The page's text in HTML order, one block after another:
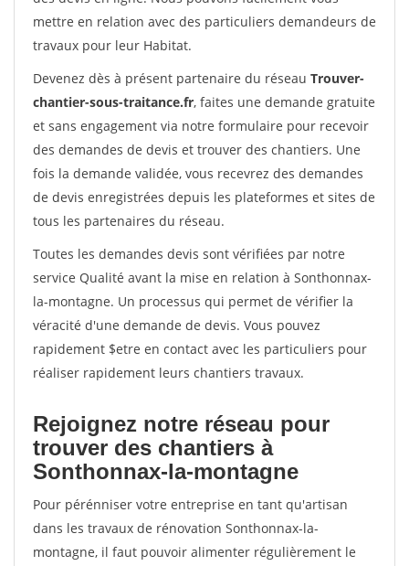
mettre en relation avec des particuliers demandeurs de
travaux pour leur Habitat.
Devenez dès à présent partenaire du réseau Trouver-
chantier-sous-traitance.fr, faites une demande gratuite
et sans engagement via notre formulaire pour recevoir
des demandes de devis et trouver des chantiers. Une
fois la demande validée, vous recevrez des demandes
de devis enregistrées depuis les plateformes et sites de
tous les partenaires du réseau.
Toutes les demandes devis sont vérifiées par notre
service Qualité avant la mise en relation à Sonthonnax-
la-montagne. Un processus qui permet de vérifier la
véracité d'une demande de devis. Vous pouvez
rapidement $etre en contact avec les particuliers pour
réaliser rapidement leurs chantiers travaux.
Rejoignez notre réseau pour
trouver des chantiers à
Sonthonnax-la-montagne
Pour pérénniser votre entreprise en tant qu'artisan
dans les travaux de rénovation Sonthonnax-la-
montagne, il faut pouvoir alimenter régulièrement le